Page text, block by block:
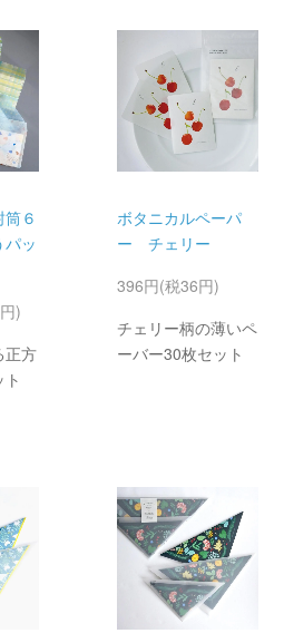
筒６
ッ
)
正方
ボタニカルペーパ
ー チェリー
396円(税36円)
チェリー柄の薄いペ
ーバー30枚セット